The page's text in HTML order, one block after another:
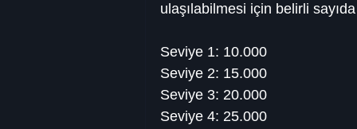
ulaşılabilmesi için belirli
Seviye 1: 10.000
Seviye 2: 15.000
Seviye 3: 20.000
Seviye 4: 25.000